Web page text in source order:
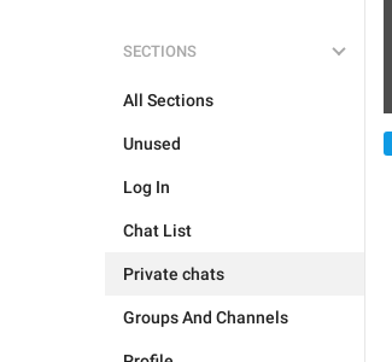
SECTIONS
All Sections
Unused
Log In
Chat List
Private chats
Groups And Channels